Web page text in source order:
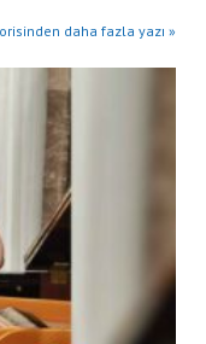
daha fazla yazı »